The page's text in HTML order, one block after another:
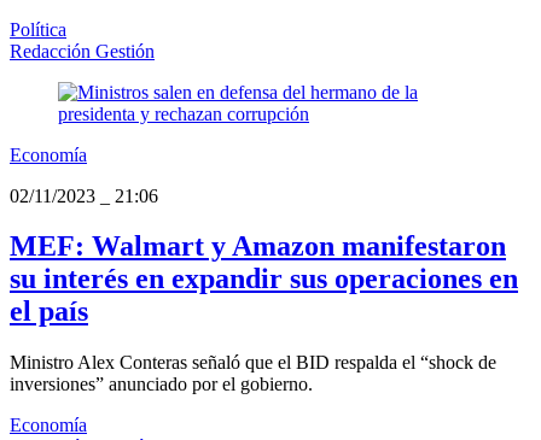
Política
Redacción Gestión
Economía
02/11/2023
21:06
MEF: Walmart y Amazon manifestaron
su interés en expandir sus operaciones en
el país
Ministro Alex Conteras señaló que el BID respalda el “shock de
inversiones” anunciado por el gobierno.
Economía